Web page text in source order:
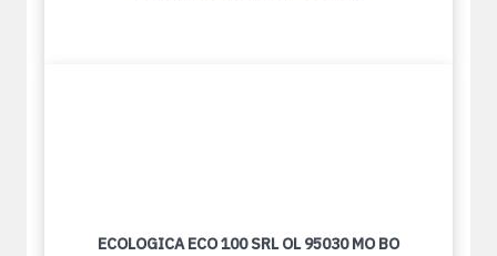
ECOLOGICA ECO 100 SRL OL 95030 MO BO